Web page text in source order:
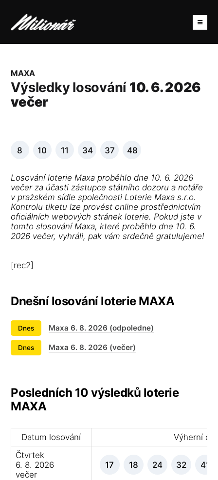
MAXA
Výsledky losování 10. 6. 2026
večer
8 10 11 34 37 48
Losování loterie Maxa proběhlo dne 10. 6. 2026
večer za účasti zástupce státního dozoru a notáře
v pražském sídle společnosti Loterie Maxa s.r.o.
Kontrolu tiketu lze provést online prostřednictvím
oficiálních webových stránek loterie. Pokud jste v
tomto slosování Maxa, které proběhlo dne 10. 6.
2026 večer, vyhráli, pak vám srdečně gratulujeme!
[rec2]
Dnešní losování loterie MAXA
Dnes Maxa 6. 8. 2026 (odpoledne)
Dnes Maxa 6. 8. 2026 (večer)
Posledních 10 výsledků loterie
MAXA
Datum losování
Výherní
Čtvrtek
6. 8. 2026
večer
17 18 24 32 41